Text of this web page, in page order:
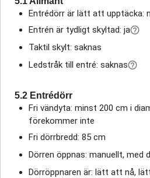
Entrédörr är lätt att upptäcka:
Entrén är tydligt skyltad: ja
Taktil skylt: saknas
Ledstråk till entré: saknas
5.2 Entrédörr
Fri vändyta: minst 200 cm i
förekommer inte
Fri dörrbredd: 85 cm
Dörren öppnas: manuellt, med
Dörröppnaren är: lätt att nå,